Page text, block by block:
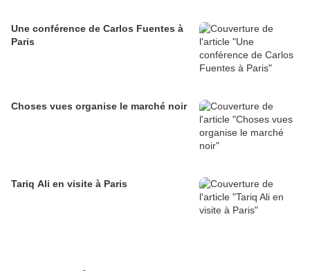
Une conférence de Carlos Fuentes à
Paris
Choses vues organise le marché noir
Tariq Ali en visite à Paris